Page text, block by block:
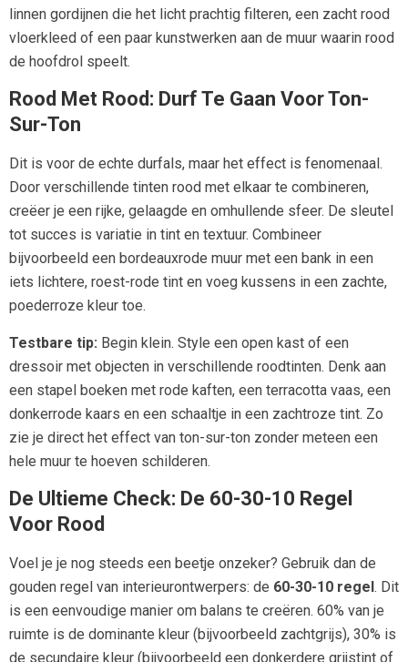
linnen gordijnen die het licht prachtig filteren, een zacht rood
vloerkleed of een paar kunstwerken aan de muur waarin rood
de hoofdrol speelt.
Rood Met Rood: Durf Te Gaan Voor Ton-
Sur-Ton
Dit is voor de echte durfals, maar het effect is fenomenaal.
Door verschillende tinten rood met elkaar te combineren,
creëer je een rijke, gelaagde en omhullende sfeer. De sleutel
tot succes is variatie in tint en textuur. Combineer
bijvoorbeeld een bordeauxrode muur met een bank in een
iets lichtere, roest-rode tint en voeg kussens in een zachte,
poederroze kleur toe.
Testbare tip: Begin klein. Style een open kast of een
dressoir met objecten in verschillende roodtinten. Denk aan
een stapel boeken met rode kaften, een terracotta vaas, een
donkerrode kaars en een schaaltje in een zachtroze tint. Zo
zie je direct het effect van ton-sur-ton zonder meteen een
hele muur te hoeven schilderen.
De Ultieme Check: De 60-30-10 Regel
Voor Rood
Voel je je nog steeds een beetje onzeker? Gebruik dan de
gouden regel van interieurontwerpers: de 60-30-10 regel. Dit
is een eenvoudige manier om balans te creëren. 60% van je
ruimte is de dominante kleur (bijvoorbeeld zachtgrijs), 30% is
de secundaire kleur (bijvoorbeeld een donkerdere grijstint of